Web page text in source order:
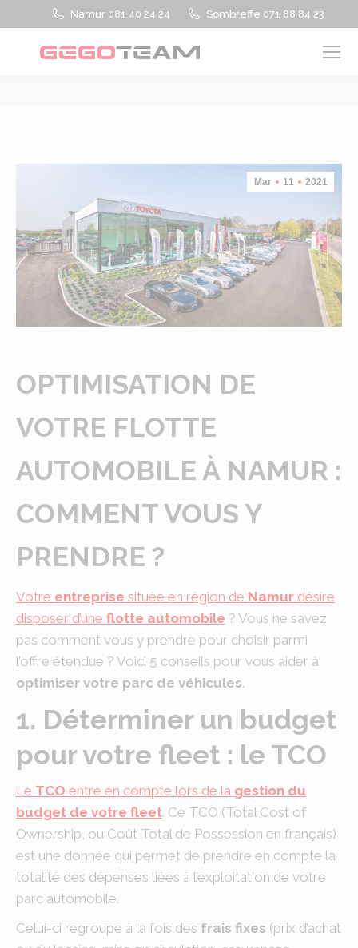
Namur 081 40 24 24 Sombreffe 071 88 84 23
Mar 11 2021
OPTIMISATION DE
VOTRE FLOTTE
AUTOMOBILE À NAMUR :
COMMENT VOUS Y
PRENDRE ?
Votre entreprise située en région de Namur désire
disposer d’une flotte automobile ? Vous ne savez
pas comment vous y prendre pour choisir parmi
l’offre étendue ? Voici 5 conseils pour vous aider à
optimiser votre parc de véhicules.
1. Déterminer un budget
pour votre fleet : le TCO
Le TCO entre en compte lors de la gestion du
budget de votre fleet. Ce TCO (Total Cost of
Ownership, ou Coût Total de Possession en français)
est une donnée qui permet de prendre en compte la
totalité des dépenses liées à l’exploitation de votre
parc automobile.
Celui-ci regroupe à la fois des frais fixes (prix d’achat